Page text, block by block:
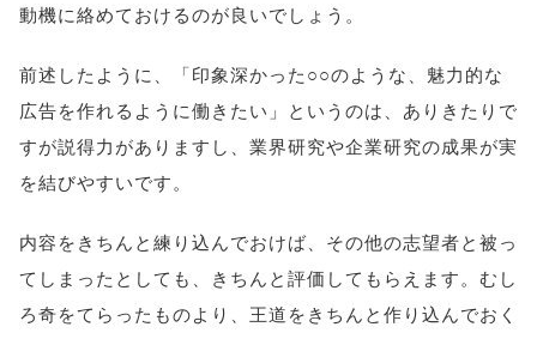
動機に絡めておけるのが良いでしょう。
前述したように、「印象深かった○○のような、魅力的な
広告を作れるように働きたい」というのは、ありきたりで
すが説得力がありますし、業界研究や企業研究の成果が実
を結びやすいです。
内容をきちんと練り込んでおけば、その他の志望者と被っ
てしまったとしても、きちんと評価してもらえます。むし
ろ奇をてらったものより、王道をきちんと作り込んでおく